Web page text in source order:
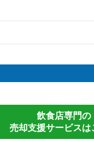
飲食店専門の
売却支援サービスは